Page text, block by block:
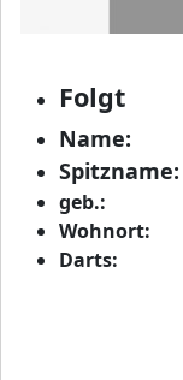
Folgt
Name:
Spitzname:
geb.:
Wohnort:
Darts: